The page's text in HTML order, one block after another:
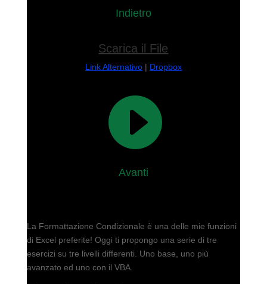
Indietro
Scarica il File
Link Alternativo| Dropbox

Avanti
La Formattazione Condizionale è una delle mie funzioni
di Excel preferite! Oggi ti propongo una serie di tre
esercizi su tre livelli differenti. Uno base, uno più
avanzato ed uno con il VBA.